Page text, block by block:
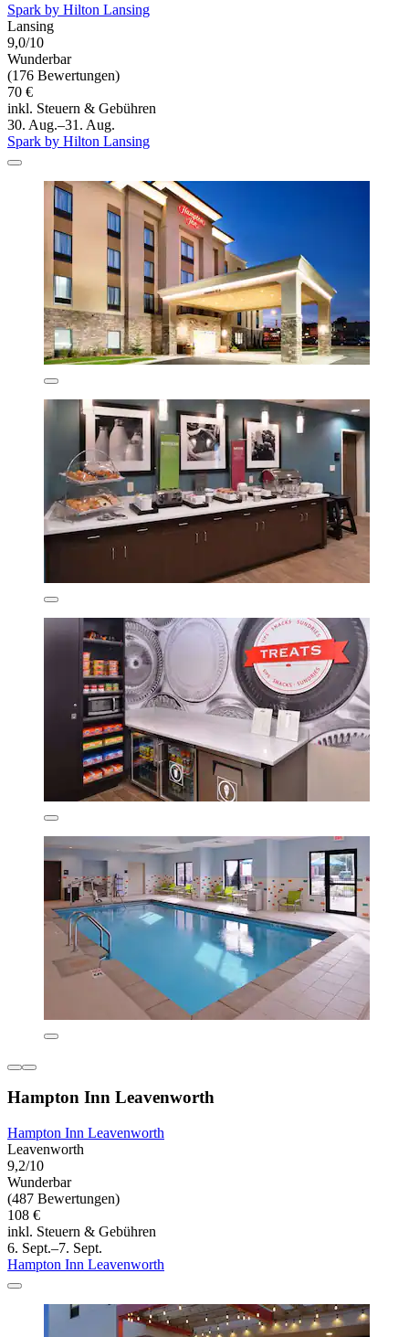
Spark by Hilton Lansing
Lansing
9,0/10
Wunderbar
(176 Bewertungen)
70 €
inkl. Steuern & Gebühren
30. Aug.–31. Aug.
Spark by Hilton Lansing
Hampton Inn Leavenworth
Hampton Inn Leavenworth
Leavenworth
9,2/10
Wunderbar
(487 Bewertungen)
108 €
inkl. Steuern & Gebühren
6. Sept.–7. Sept.
Hampton Inn Leavenworth